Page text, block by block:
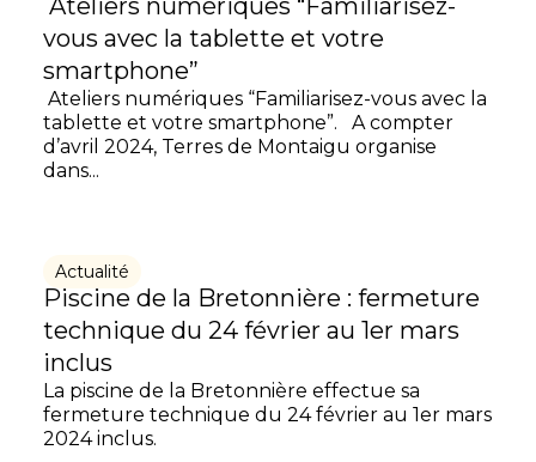
Ateliers numériques “Familiarisez-
vous avec la tablette et votre
smartphone”
Ateliers numériques “Familiarisez-vous avec la
tablette et votre smartphone”. A compter
d’avril 2024, Terres de Montaigu organise
dans...
Actualité
Piscine de la Bretonnière : fermeture
technique du 24 février au 1er mars
inclus
La piscine de la Bretonnière effectue sa
fermeture technique du 24 février au 1er mars
2024 inclus.